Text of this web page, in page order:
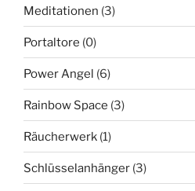
Meditationen (3)
Portaltore (0)
Power Angel (6)
Rainbow Space (3)
Räucherwerk (1)
Schlüsselanhänger (3)